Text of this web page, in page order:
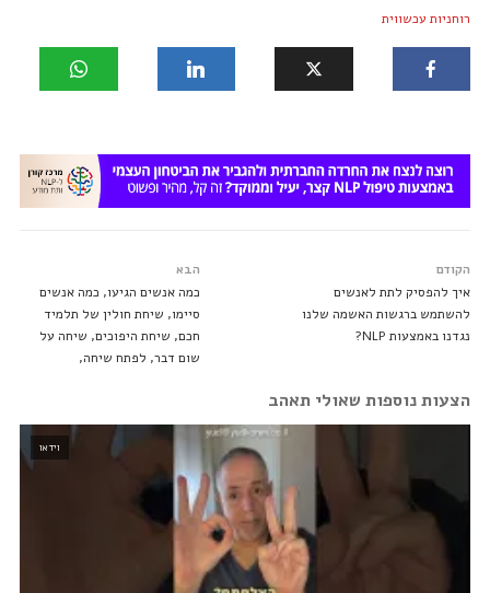
רוחניות עכשווית
הקודם
איך להפסיק לתת לאנשים
להשתמש ברגשות האשמה שלנו
נגדנו באמצעות NLP?
הבא
כמה אנשים הגיעו, כמה אנשים
סיימו, שיחת חולין של תלמיד
חכם, שיחת היפוכים, שיחה על
שום דבר, לפתח שיחה,
הצעות נוספות שאולי תאהב
וידאו